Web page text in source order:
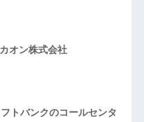
オン株式会社
トバンクのコールセンタ